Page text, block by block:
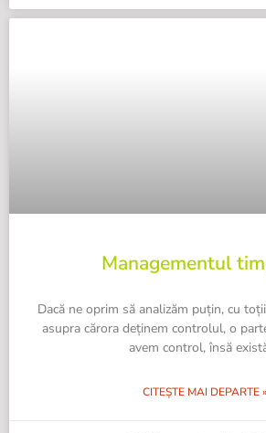
Managementul
Dacă ne oprim să analizăm puțin, cu
asupra cărora deținem controlul, o
avem control, însă
CITEȘTE MAI DEPARTE »